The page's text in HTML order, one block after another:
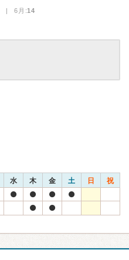
| 6月:14
水 木 金 土 日 祝